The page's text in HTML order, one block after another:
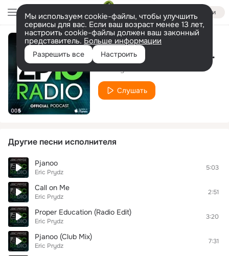
Войти
Мы используем cookie-файлы, чтобы улучшить
сервисы для вас. Если ваш возраст менее 13 лет,
настроить cookie-файлы должен ваш законный
представитель. Больше информации
Разрешить все Настроить Frequencies Too Demanding (Studenkoff Private Edit)
Слушать
Другие песни исполнителя
Pjanoo
Eric Prydz
5:03
Call on Me
Eric Prydz
2:51
Proper Education (Radio Edit)
Eric Prydz
3:20
Pjanoo (Club Mix)
Eric Prydz
7:31